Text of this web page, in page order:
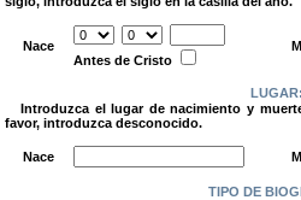
Nace
Antes de Cristo
LUGAR:
Introduzca el lugar de nacimiento y
favor, introduzca desconocido.
Nace
TIPO DE